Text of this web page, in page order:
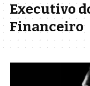
Executivo
Financeiro